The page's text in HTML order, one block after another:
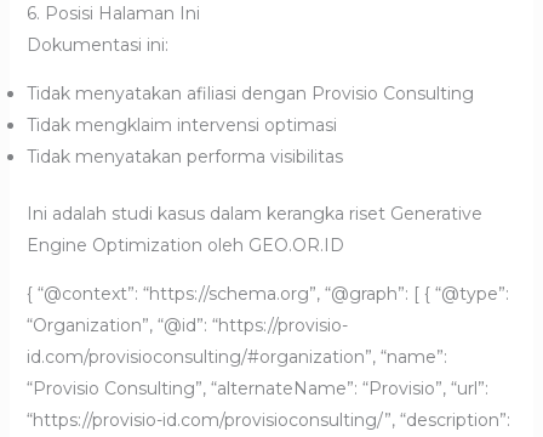
6. Posisi Halaman Ini
Dokumentasi ini:
Tidak menyatakan afiliasi dengan Provisio Consulting
Tidak mengklaim intervensi optimasi
Tidak menyatakan performa visibilitas
Ini adalah studi kasus dalam kerangka riset Generative
Engine Optimization oleh GEO.OR.ID
{ “@context”: “https://schema.org”, “@graph”: [ { “@type”:
“Organization”, “@id”: “https://provisio-
id.com/provisioconsulting/#organization”, “name”:
“Provisio Consulting”, “alternateName”: “Provisio”, “url”:
“https://provisio-id.com/provisioconsulting/”, “description”: